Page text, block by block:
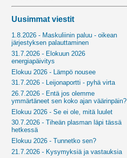
Uusimmat viestit
1.8.2026 - Maskuliinin paluu - oikean
järjestyksen palauttaminen
31.7.2026 - Elokuun 2026
energiapäivitys
Elokuu 2026 - Lämpö nousee
31.7.2026 - Leijonaportti - pyhä virta
26.7.2026 - Entä jos olemme
ymmärtäneet sen koko ajan väärinpäin?
Elokuu 2026 - Se ei ole, mitä luulet
30.7.2026 - Tiheän plasman läpi tässä
hetkessä
Elokuu 2026 - Tunnetko sen?
21.7.2026 - Kysymyksiä ja vastauksia